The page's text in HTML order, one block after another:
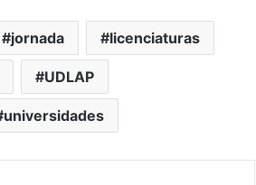
jornada licenciaturas
UDLAP
universidades